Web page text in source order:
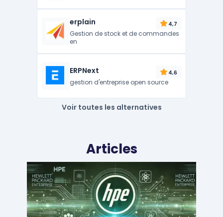
erplain 4,7
Gestion de stock et de commandes
en
ERPNext 4,6
gestion d'entreprise open source
Voir toutes les alternatives
Articles